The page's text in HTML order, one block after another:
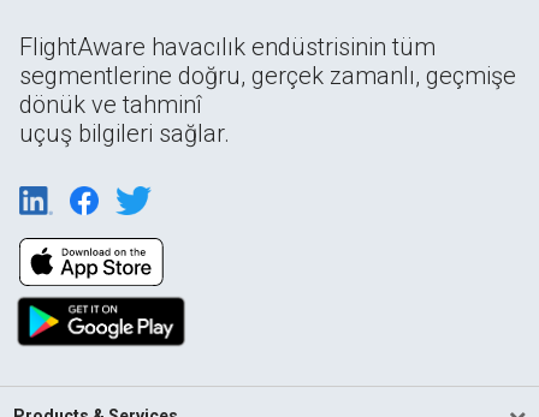
FlightAware havacılık endüstrisinin tüm
segmentlerine doğru, gerçek zamanlı, geçmişe
dönük ve tahminî
uçuş bilgileri sağlar.